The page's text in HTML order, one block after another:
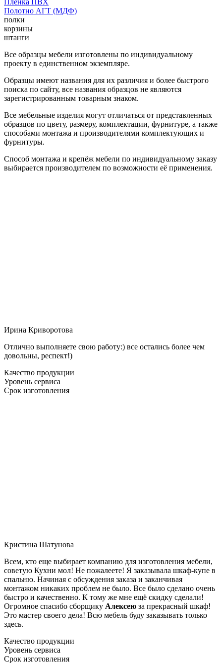
Полотно АГТ (МДФ)
полки
корзины
штанги
Все образцы мебели изготовлены по индивидуальному
проекту в единственном экземпляре.
Образцы имеют названия для их различия и более быстрого
поиска по сайту, все названия образцов не являются
зарегистрированным товарным знаком.
Все мебельные изделия могут отличаться от представленных
образцов по цвету, размеру, комплектации, фурнитуре, а также
способами монтажа и производителями комплектующих и
фурнитуры.
Способ монтажа и крепёж мебели по индивидуальному заказу
выбирается производителем по возможности её применения.
Ирина Криворотова
Отлично выполняете свою работу:) все остались более чем
довольны, респект!)
Качество продукции
Уровень сервиса
Срок изготовления
Кристина Шатунова
Всем, кто еще выбирает компанию для изготовления мебели,
советую Кухни мол! Не пожалеете! Я заказывала шкаф-купе в
спальню. Начиная с обсуждения заказа и заканчивая
монтажом никаких проблем не было. Все было сделано очень
быстро и качественно. К тому же мне ещё скидку сделали!
Огромное спасибо сборщику Алексею за прекрасный шкаф!
Это мастер своего дела! Всю мебель буду заказывать только
здесь.
Качество продукции
Уровень сервиса
Срок изготовления